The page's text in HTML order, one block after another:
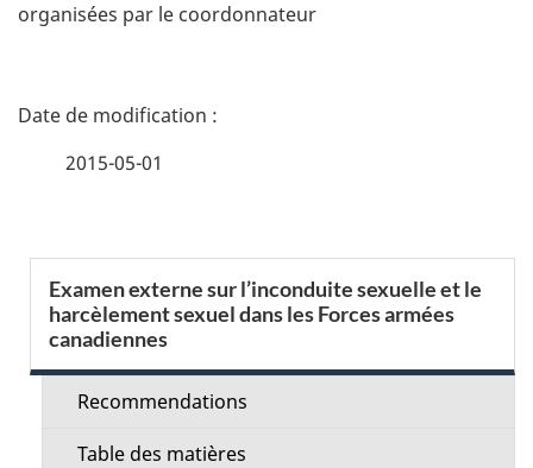
organisées par le coordonnateur
D
a
2015-05-01
c
Examen externe sur l’inconduite sexuelle et le
harcèlement sexuel dans les Forces armées
canadiennes
Recommendations
Table des matières